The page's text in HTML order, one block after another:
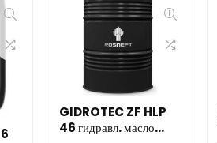
GIDROTEC ZF HLP
46 гидравл. масло